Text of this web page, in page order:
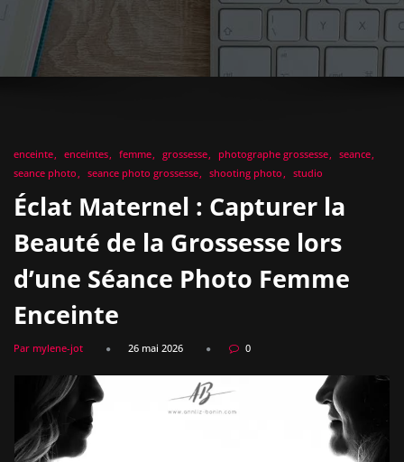
enceinte enceintes femme grossesse photographe grossesse
seance
seance photo
seance photo grossesse shooting photo studio
Éclat Maternel : Capturer la
Beauté de la Grossesse lors
d’une Séance Photo Femme
Enceinte
Par mylene-jot 26 mai 2026 0